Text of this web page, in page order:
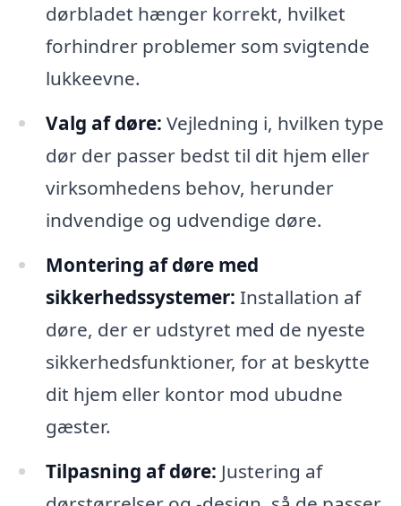
dørbladet hænger korrekt, hvilket
forhindrer problemer som svigtende
lukkeevne.
Valg af døre: Vejledning i, hvilken type
dør der passer bedst til dit hjem eller
virksomhedens behov, herunder
indvendige og udvendige døre.
Montering af døre med
sikkerhedssystemer: Installation af
døre, der er udstyret med de nyeste
sikkerhedsfunktioner, for at beskytte
dit hjem eller kontor mod ubudne
gæster.
Tilpasning af døre: Justering af